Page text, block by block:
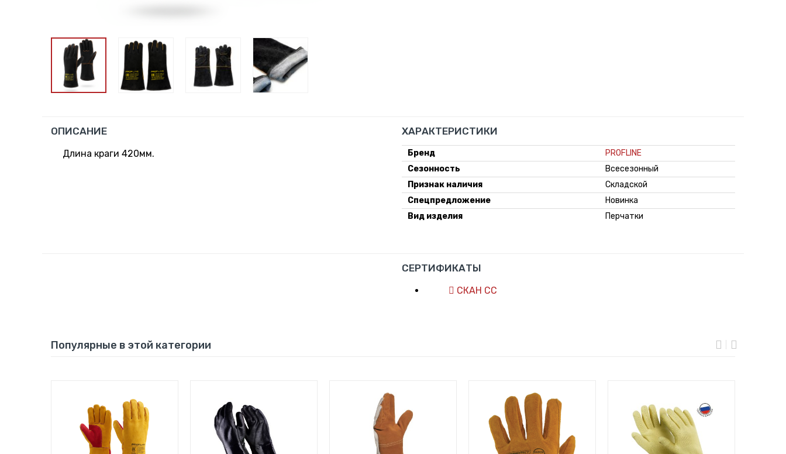
ОПИСАНИЕ
Длина краги 420мм.
ХАРАКТЕРИСТИКИ
Бренд
PROFLINE
Сезонность
Всесезонный
Признак наличия
Складской
Спецпредложение
Новинка
Вид изделия
Перчатки
СЕРТИФИКАТЫ
СКАН СС
Популярные в этой категории